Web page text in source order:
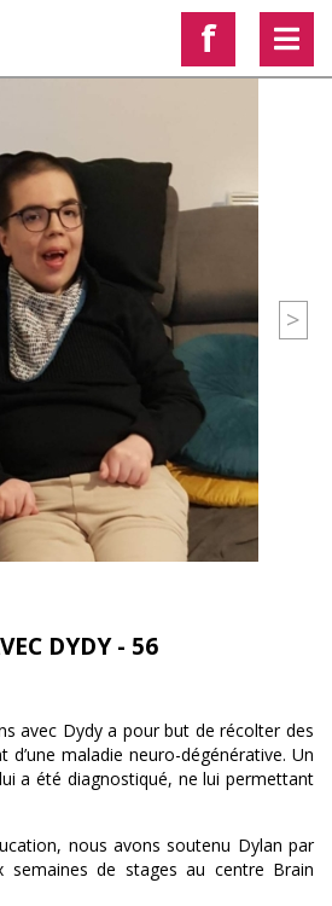
f
>
DYDY - 56
avec Dydy a pour but de récolter des
maladie neuro-dégénérative. Un
a été diagnostiqué, ne lui permettant
nous avons soutenu Dylan par
semaines de stages au centre Brain